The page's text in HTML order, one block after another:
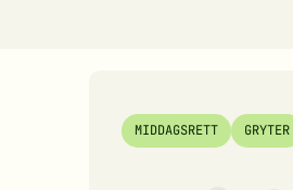
MIDDAGSRETT GRYTER